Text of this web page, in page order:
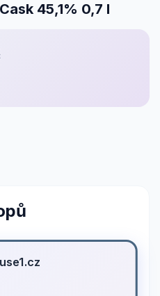
45,1% 0,7 l